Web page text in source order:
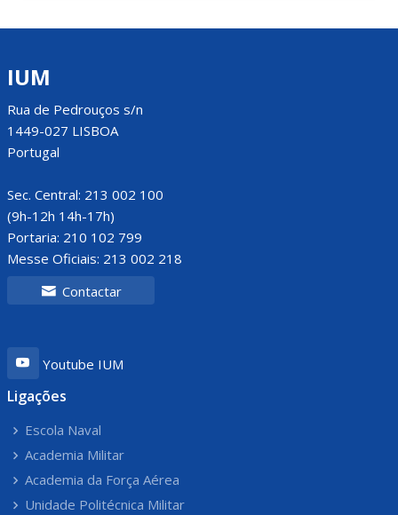
IUM
Rua de Pedrouços s/n
1449-027 LISBOA
Portugal
Sec. Central: 213 002 100
(9h-12h 14h-17h)
Portaria: 210 102 799
Messe Oficiais: 213 002 218
Contactar
Youtube IUM
Ligações
Escola Naval
Academia Militar
Academia da Força Aérea
Unidade Politécnica Militar